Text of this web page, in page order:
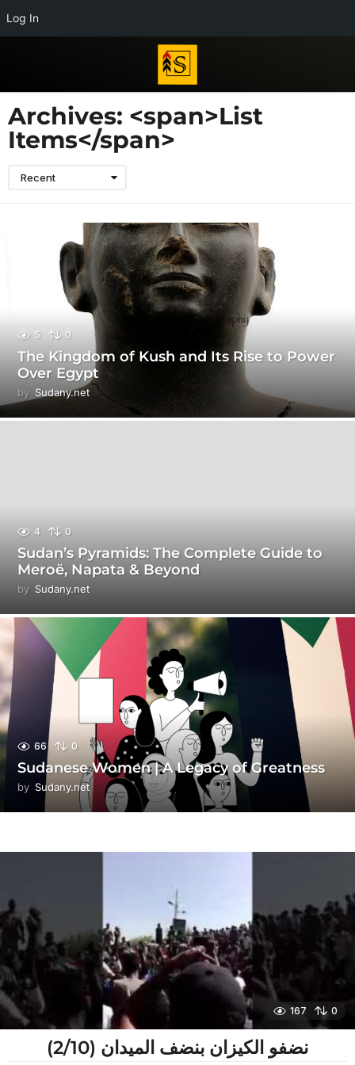
Log In
Archives: <span>List
Items</span>
Recent
5 0
The Kingdom of Kush and Its Rise to Power
Over Egypt
by Sudany.net
4 0
Sudan’s Pyramids: The Complete Guide to
Meroë, Napata & Beyond
by Sudany.net
66 0
Sudanese Women | A Legacy of Greatness
by Sudany.net
167 0
نضفو الكيزان بنضف الميدان (2/10)